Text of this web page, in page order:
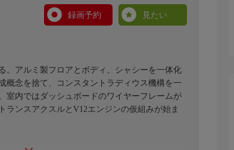
録画予約
見たい
。アルミ製フロアとボディ、シャシーを一体化
概念を捨て、コンスタントラディウス機構を一
室内ではダッシュボードのワイヤーフレームが
ンスアクスルとV12エンジンの仮組みが始ま